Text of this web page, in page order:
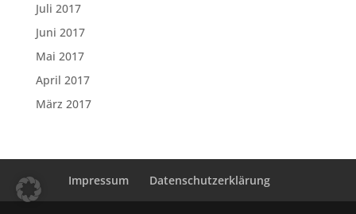
Juli 2017
Juni 2017
Mai 2017
April 2017
März 2017
Impressum Datenschutzerklärung